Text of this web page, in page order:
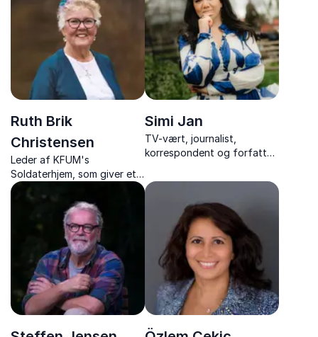
brændpunkter.
Ruth Brik
Christensen
Leder af KFUM's
Soldaterhjem, som giver et
unikt indblik i livet med
danske soldater i verdens
brændpunkter – fortalt med
varme, humor og dyb
Simi Jan
TV-vært, journalist,
korrespondent og forfatter,
korrespondent,
Mellemøstens konflikter og
modet til at følge sine
drømme.